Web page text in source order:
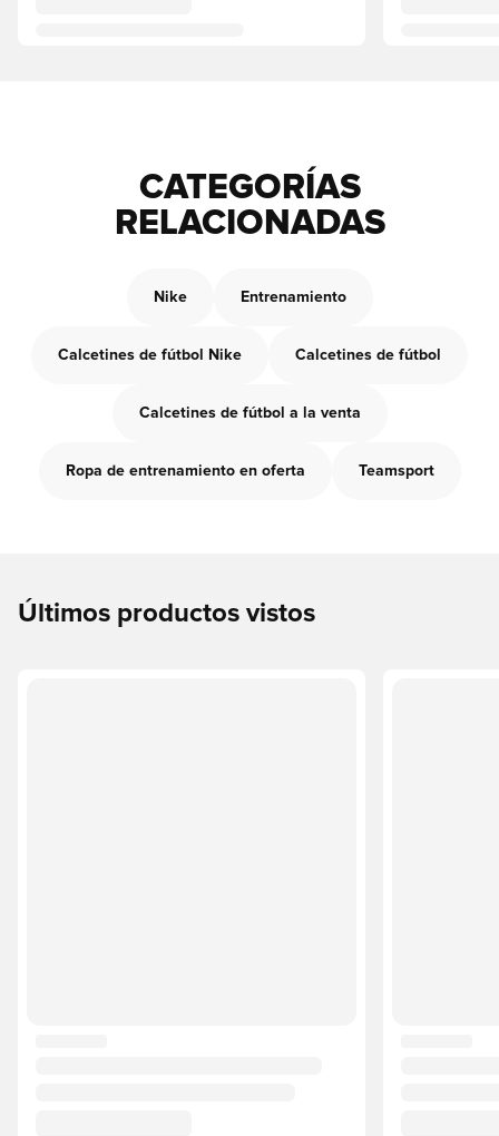
CATEGORÍAS
RELACIONADAS
Nike Entrenamiento
Calcetines de fútbol Nike Calcetines de fútbol
Calcetines de fútbol a la venta
Ropa de entrenamiento en oferta Teamsport
Últimos productos vistos